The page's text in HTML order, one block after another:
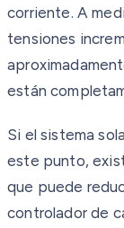
corriente. A
tensiones
están
Si el sistema
este punto,
que puede
controlador de